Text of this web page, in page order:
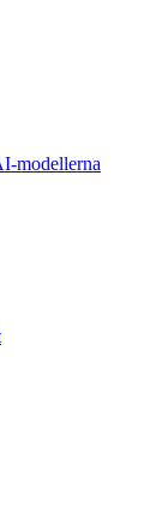
modellerna